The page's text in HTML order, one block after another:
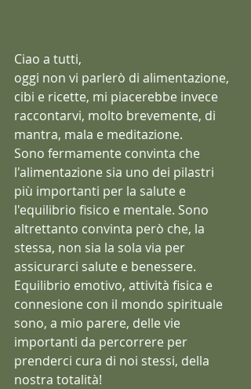
Ciao a tutti,
oggi non vi parlerò di alimentazione,
cibi e ricette, mi piacerebbe invece
raccontarvi, molto brevemente, di
mantra, mala e meditazione.
Sono fermamente convinta che
l'alimentazione sia uno dei pilastri
più importanti per la salute e
l'equilibrio fisico e mentale. Sono
altrettanto convinta però che, la
stessa, non sia la sola via per
assicurarci salute e benessere.
Equilibrio emotivo, attività fisica e
connesione con il mondo spirituale
sono, a mio parere, delle vie
importanti da percorrere per
prenderci cura di noi stessi, della
nostra totalità!